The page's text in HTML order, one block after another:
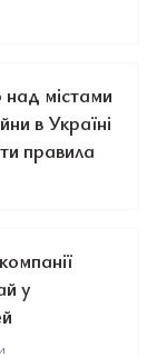
містами
в Україні
правила
у